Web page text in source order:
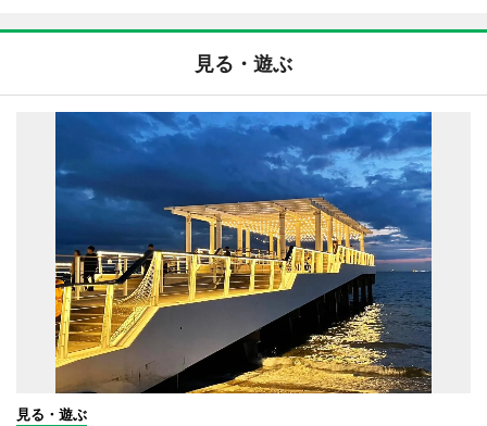
見る・遊ぶ
見る・遊ぶ